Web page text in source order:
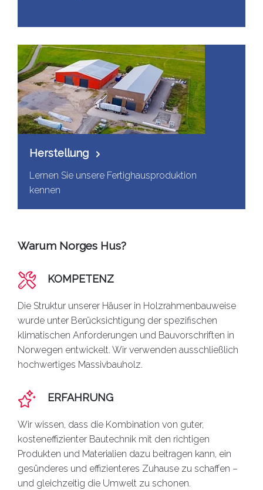
Herstellung
Lernen Sie unsere Fertighausproduktion
kennen
Warum Norges Hus?
KOMPETENZ
Die Struktur unserer Häuser in Holzrahmenbauweise
wurde unter Berücksichtigung der spezifischen
klimatischen Anforderungen und Bauvorschriften in
Norwegen entwickelt. Wir verwenden ausschließlich
hochwertiges Massivbauholz.
ERFAHRUNG
Wir wissen, dass die Kombination von guter,
kosteneffizienter Bautechnik mit den richtigen
Produkten und Materialien dazu beitragen kann, ein
gesünderes und effizienteres Zuhause zu schaffen –
und gleichzeitig die Umwelt zu schonen.